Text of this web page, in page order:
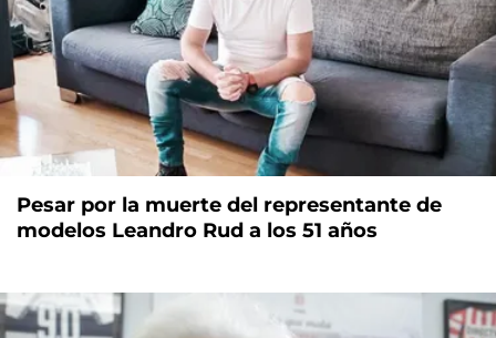
Pesar por la muerte del representante de
modelos Leandro Rud a los 51 años